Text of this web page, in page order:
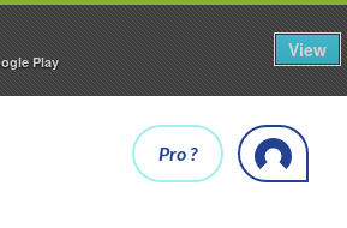
Play
View
Pro ?